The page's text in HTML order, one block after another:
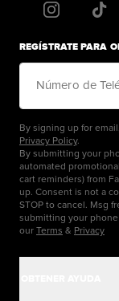
REGÍSTRATE PARA
Número de
By signing up for
Privacy Policy.
By submitting your
automated
cart reminders) from
up. Consent is not a
STOP to cancel. Msg
submitting your
our Terms & Privacy